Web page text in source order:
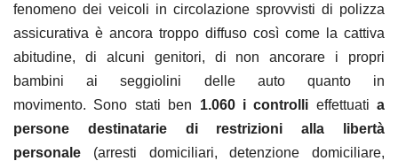
fenomeno dei veicoli in circolazione sprovvisti di polizza
assicurativa è ancora troppo diffuso così come la cattiva
abitudine, di alcuni genitori, di non ancorare i propri
bambini ai seggiolini delle auto quanto in
movimento. Sono stati ben 1.060 i controlli effettuati a
persone destinatarie di restrizioni alla libertà
personale (arresti domiciliari, detenzione domiciliare,